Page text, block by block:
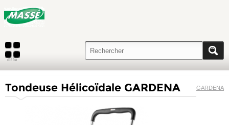
GARDENA
Tondeuse Hélicoïdale GARDENA